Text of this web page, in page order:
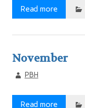
Read more
November
PBH
Read more